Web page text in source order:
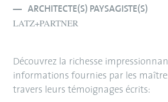
ARCHITECTE(S) PAYSAGISTE(S)
LATZ+PARTNER
Découvrez la richesse
informations fournies par les
travers leurs témoignages écrits: